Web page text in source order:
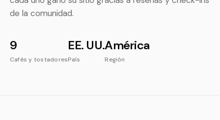
de la comunidad.
9
Cafés y tostadores
EE. UU.
País
América
Región